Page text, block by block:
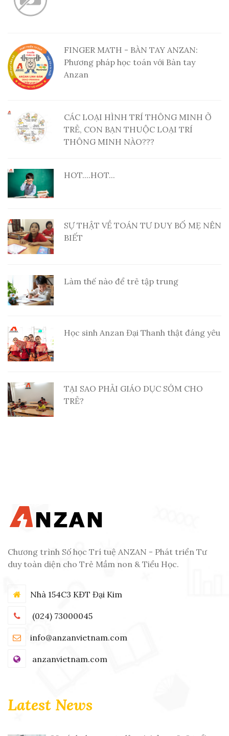
FINGER MATH - BÀN TAY ANZAN:
Phương pháp học toán với Bàn tay
Anzan
CÁC LOẠI HÌNH TRÍ THÔNG MINH Ở
TRẺ, CON BẠN THUỘC LOẠI TRÍ
THÔNG MINH NÀO???
HOT....HOT...
SỰ THẬT VỀ TOÁN TƯ DUY BỐ MẸ NÊN
BIẾT
Làm thế nào để trẻ tập trung
Học sinh Anzan Đại Thanh thật đáng yêu
TẠI SAO PHẢI GIÁO DỤC SỚM CHO
TRẺ?
Chương trình Số học Trí tuệ ANZAN - Phát triển Tư
duy toàn diện cho Trẻ Mầm non & Tiểu Học.
Nhà 154C3 KĐT Đại Kim
(024) 73000045
info@anzanvietnam.com
anzanvietnam.com
Latest News